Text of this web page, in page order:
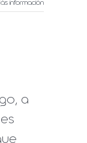
información
a